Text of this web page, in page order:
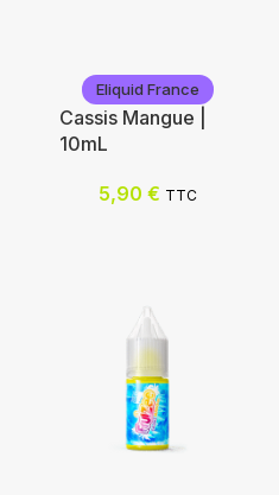
Eliquid France
Cassis Mangue |
10mL
5,90 € TTC